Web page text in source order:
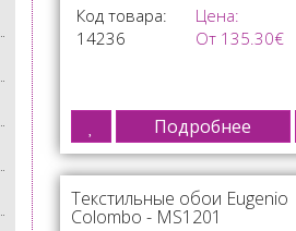
Код товара:
14236
Цена:
От 135.30€
Подробнее
Текстильные обои Eugenio
Colombo - MS1201